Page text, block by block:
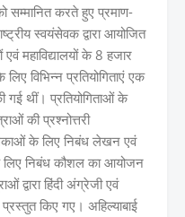
सम्मानित करते हुए प्रमाण-
स्वयंसेवक द्वारा आयोजित
एवं महाविद्यालयों के 8 हजार
विभिन्न प्रतियोगिताएं एक
थीं। प्रतियोगिताओं के
की प्रश्नोत्तरी
के लिए निबंध लेखन एवं
निबंध कौशल का आयोजन
द्वारा हिंदी अंग्रेजी एवं
किए गए। अहिल्याबाई